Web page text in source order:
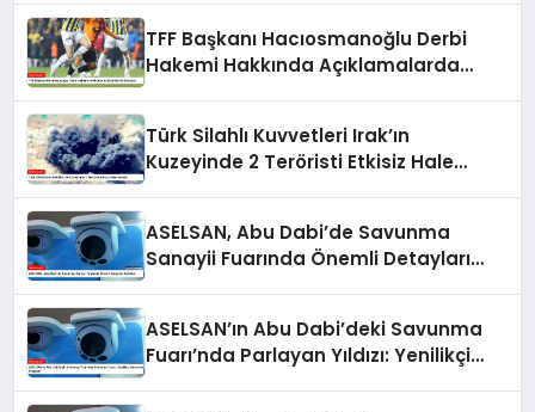
TFF Başkanı Hacıosmanoğlu Derbi
Hakemi Hakkında Açıklamalarda
Türk Silahlı Kuvvetleri Irak’ın
Kuzeyinde 2 Teröristi Etkisiz Hale
ASELSAN, Abu Dabi’de Savunma
Sanayii Fuarında Önemli Detayları
ASELSAN’ın Abu Dabi’deki Savunma
Fuarı’nda Parlayan Yıldızı: Yenilikçi